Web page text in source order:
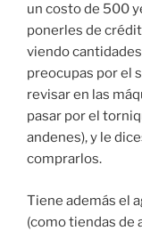
un costo de 500
ponerles de
viendo
preocupas por el
revisar en las
pasar por el
andenes), y le
comprarlos.
Tiene además el
(como tiendas de